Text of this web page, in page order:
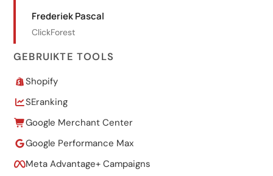
Frederiek Pascal
ClickForest
GEBRUIKTE TOOLS
Shopify
SEranking
Google Merchant Center
Google Performance Max
Meta Advantage+ Campaigns